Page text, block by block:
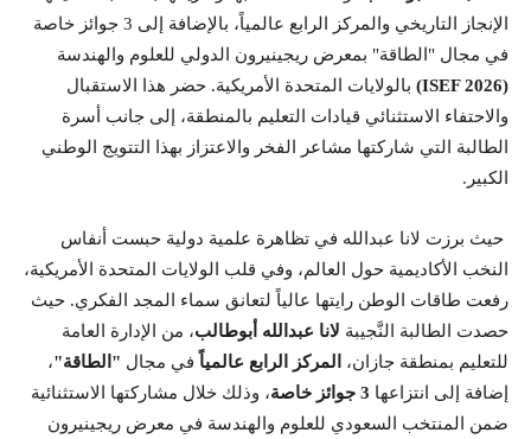
الإنجاز التاريخي والمركز الرابع عالمياً، بالإضافة إلى 3 جوائز خاصة
في مجال "الطاقة" بمعرض ريجينيرون الدولي للعلوم والهندسة
(ISEF 2026)
بالولايات المتحدة الأمريكية. حضر هذا الاستقبال
والاحتفاء الاستثنائي قيادات التعليم بالمنطقة، إلى جانب أسرة
الطالبة التي شاركتها مشاعر الفخر والاعتزاز بهذا التتويج الوطني
الكبير.
حيث برزت لانا عبدالله في تظاهرة علمية دولية حبست أنفاس
النخب الأكاديمية حول العالم، وفي قلب الولايات المتحدة الأمريكية،
رفعت طاقات الوطن رايتها عالياً لتعانق سماء المجد الفكري. حيث
حصدت الطالبة النَّجيبة لانا عبدالله أبوطالب، من الإدارة العامة
للتعليم بمنطقة جازان،
المركز الرابع عالمياً في مجال "الطاقة"،
إضافة إلى انتزاعها 3 جوائز خاصة
، وذلك خلال مشاركتها الاستثنائية
ضمن المنتخب السعودي للعلوم والهندسة في معرض ريجينيرون